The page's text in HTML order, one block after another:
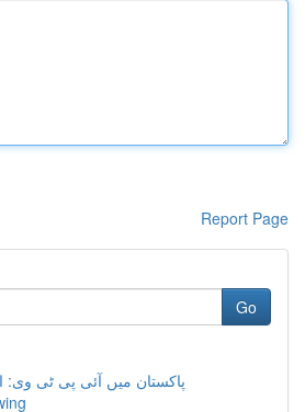
Report Page
Go
پاکستان میں آئی پی ٹی وی: